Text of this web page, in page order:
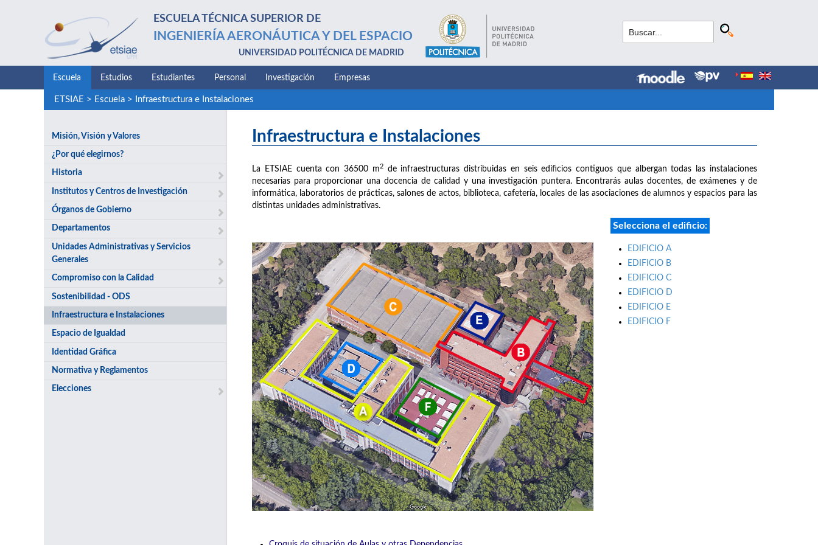
ESCUELA TÉCNICA SUPERIOR DE
INGENIERÍA AERONÁUTICA Y DEL ESPACIO
UNIVERSIDAD POLITÉCNICA DE MADRID
Escuela Estudios Estudiantes Personal Investigación Empresas
ETSIAE > Escuela> Infraestructura e Instalaciones
Misión, Visión y Valores
¿Por qué elegirnos?
Historia
Institutos y Centros de Investigación
Órganos de Gobierno
Departamentos
Unidades Administrativas y Servicios
Generales
Compromiso con la Calidad
Sostenibilidad - ODS
Infraestructura e Instalaciones
Espacio de Igualdad
Identidad Gráfica
Normativa y Reglamentos
Elecciones
Infraestructura e Instalaciones
La ETSIAE cuenta con 36500 m2de infraestructuras distribuidas en seis edificios contiguos que albergan todas las instalaciones
necesarias para proporcionar una docencia de calidad y una investigación puntera. Encontrarás aulas docentes, de exámenes y de
informática, laboratorios de prácticas, salones de actos, biblioteca, cafetería, locales de las asociaciones de alumnos y espacios para las
distintas unidades administrativas.
Selecciona el edificio:
EDIFICIO A
EDIFICIO B
EDIFICIO C
EDIFICIO D
EDIFICIO E
EDIFICIO F